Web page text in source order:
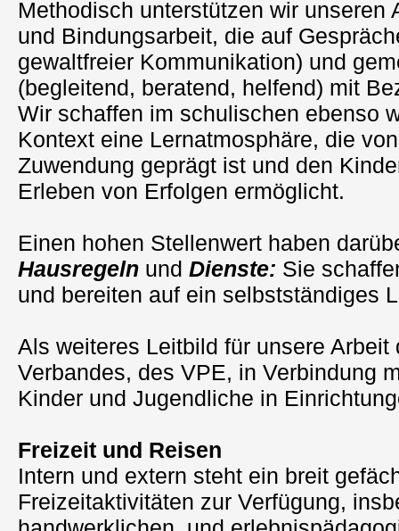
Methodisch unterstützen wir unseren
und Bindungsarbeit, die auf
gewaltfreier Kommunikation) und
(begleitend, beratend, helfend) mit
Wir schaffen im schulischen ebenso
Kontext eine Lernatmosphäre, die
Zuwendung geprägt ist und den
Erleben von Erfolgen ermöglicht.
Einen hohen Stellenwert haben
Hausregeln und Dienste: Sie
und bereiten auf ein selbstständiges
Als weiteres Leitbild für unsere
Verbandes, des VPE, in Verbindung
Kinder und Jugendliche in
Freizeit und Reisen
Intern und extern steht ein breit
Freizeitaktivitäten zur Verfügung,